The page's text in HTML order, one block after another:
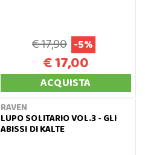
€ 17,90 -5%
€ 17,00
ACQUISTA
RAVEN
LUPO SOLITARIO VOL.3 - GLI
ABISSI DI KALTE